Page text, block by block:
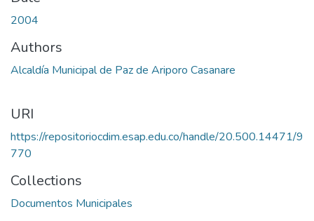
2004
Authors
Alcaldía Municipal de Paz de Ariporo Casanare
URI
https://repositoriocdim.esap.edu.co/handle/20.500.14471/9
770
Collections
Documentos Municipales